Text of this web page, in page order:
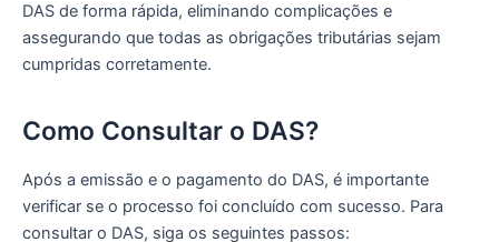
DAS de forma rápida, eliminando complicações e
assegurando que todas as obrigações tributárias sejam
cumpridas corretamente.
Como Consultar o DAS?
Após a emissão e o pagamento do DAS, é importante
verificar se o processo foi concluído com sucesso. Para
consultar o DAS, siga os seguintes passos: